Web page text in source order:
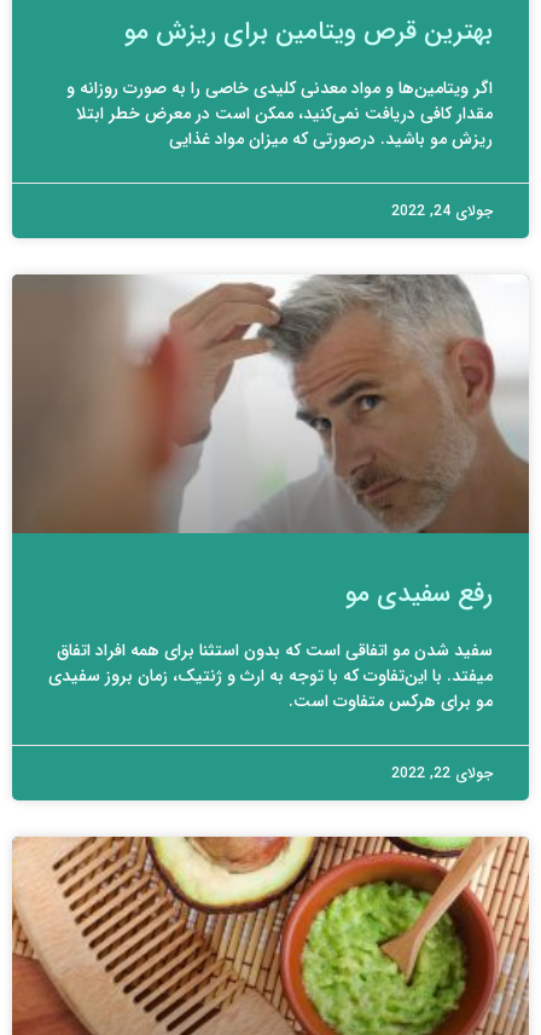
بهترین قرص ویتامین برای ریزش مو
اگر ویتامین‌ها و مواد معدنی کلیدی خاصی را به صورت روزانه و
مقدار کافی دریافت نمی‌کنید، ممکن است در معرض خطر ابتلا
ریزش مو باشید. درصورتی که میزان مواد غذایی
جولای 24, 2022
رفع سفیدی مو
سفید شدن مو اتفاقی است که بدون استثنا برای همه افراد اتفاق
میفتد. با این‌تفاوت که با توجه به ارث و ژنتیک، زمان بروز سفیدی
مو برای هرکس متفاوت است.
جولای 22, 2022